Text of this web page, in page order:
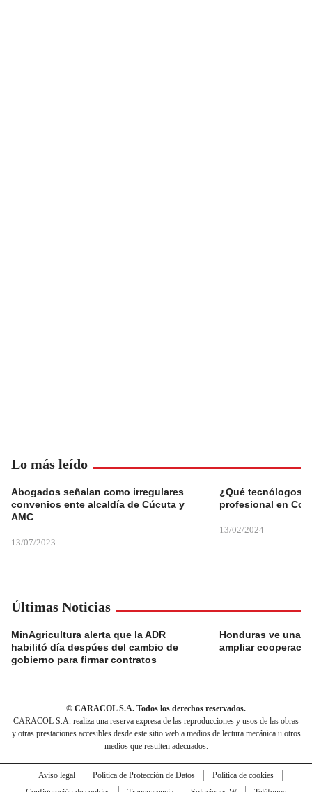
Lo más leído
Abogados señalan como irregulares
convenios ente alcaldía de Cúcuta y
AMC
13/07/2023
¿Qué tecnólogos
profesional en
13/02/2024
Últimas Noticias
MinAgricultura alerta que la ADR
habilitó día despúes del cambio de
gobierno para firmar contratos
Honduras ve una
ampliar
© CARACOL S.A. Todos los derechos reservados.
CARACOL S.A. realiza una reserva expresa de las reproducciones y usos de las obras
y otras prestaciones accesibles desde este sitio web a medios de lectura mecánica u otros
medios que resulten adecuados.
Aviso legal Política de Protección de Datos
Política de cookies